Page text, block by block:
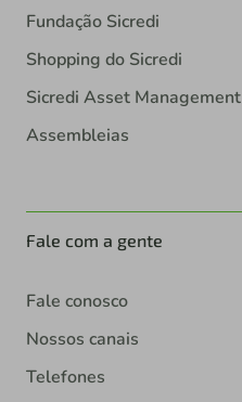
Fundação Sicredi
Shopping do Sicredi
Sicredi Asset Management
Assembleias
Fale com a gente
Fale conosco
Nossos canais
Telefones